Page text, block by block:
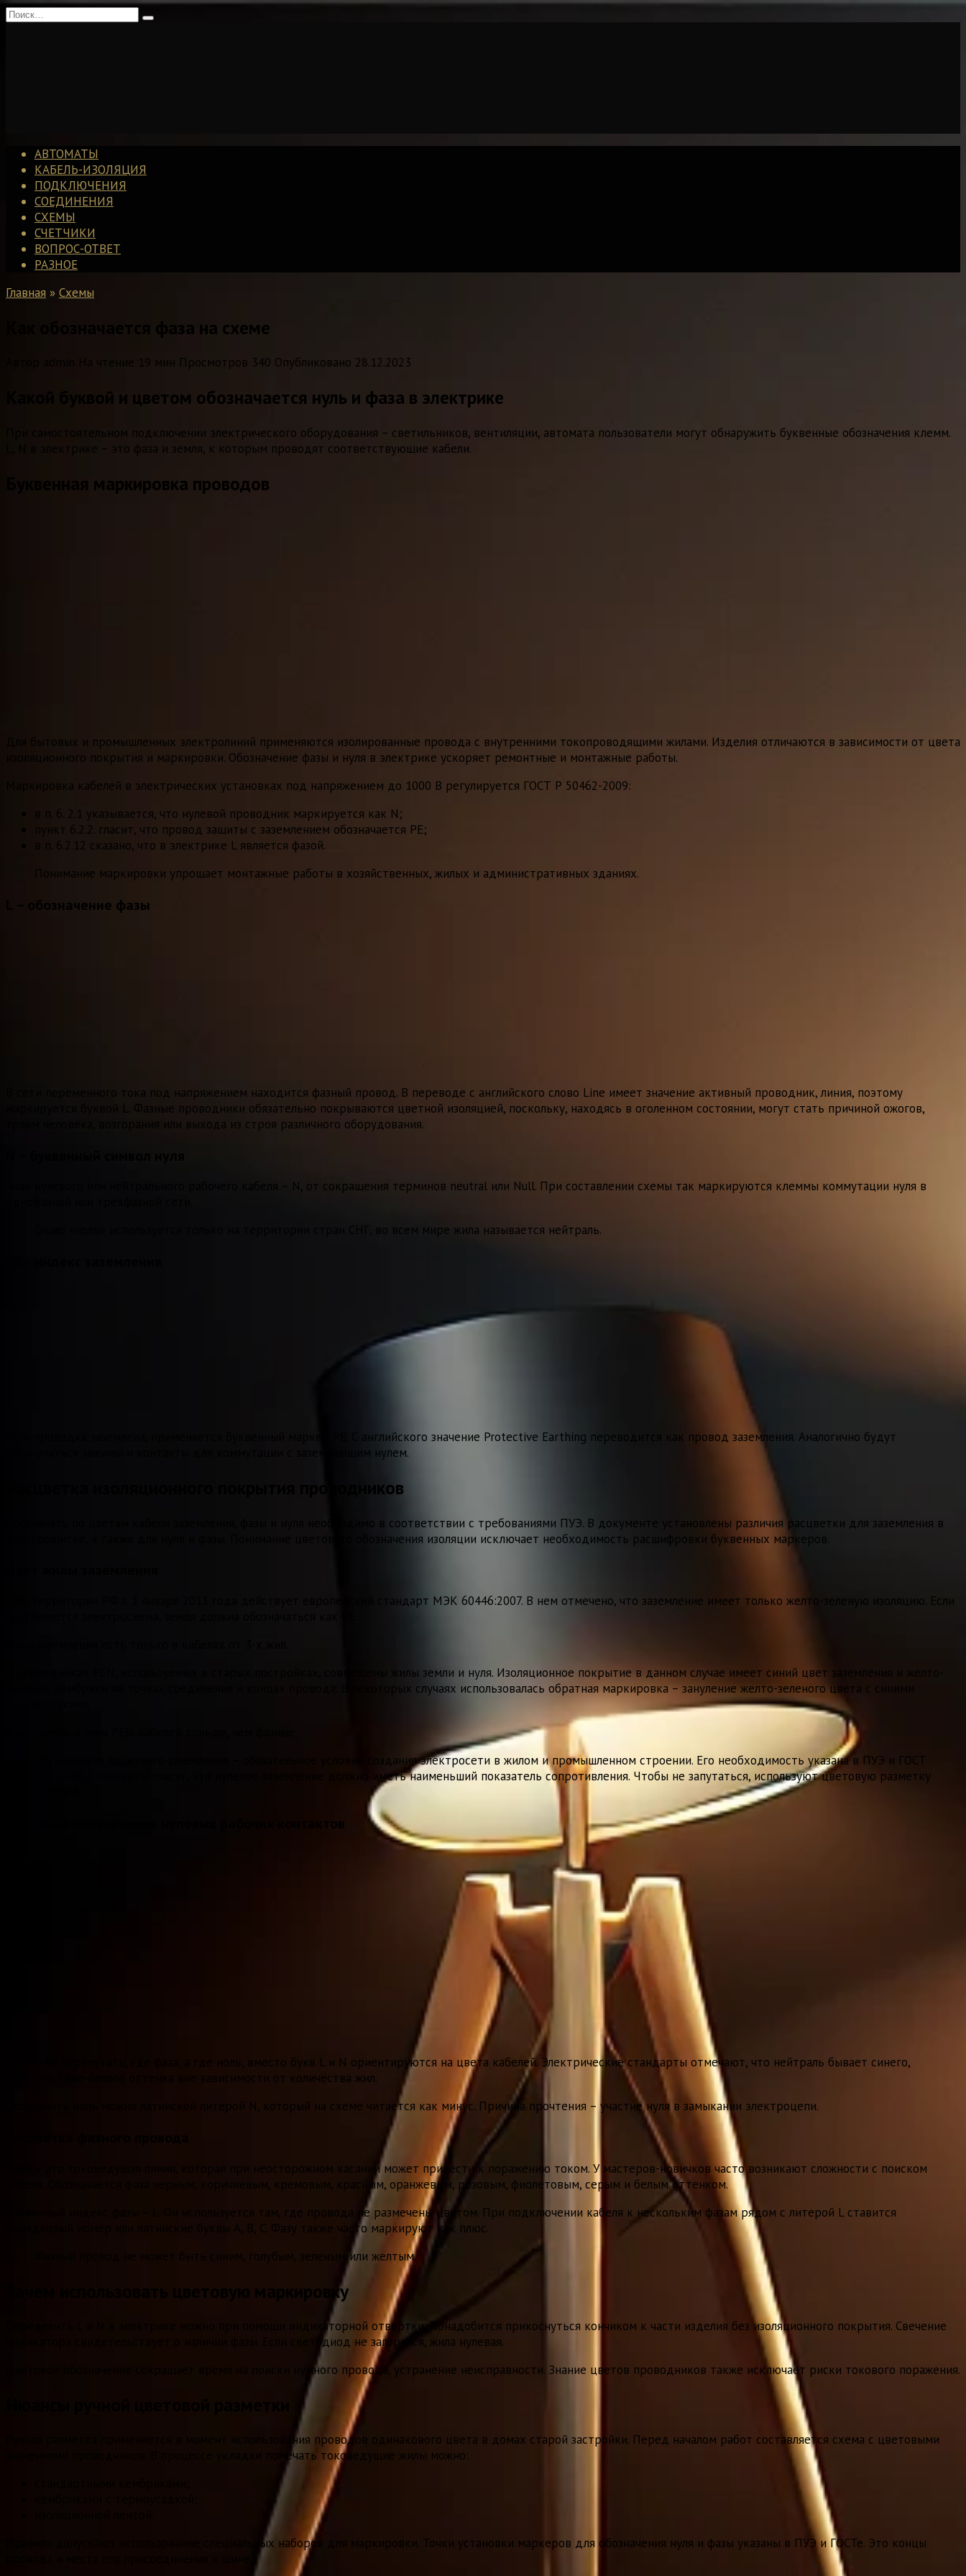
Перейти
Search
АВТОМАТЫ
КАБЕЛЬ-ИЗОЛЯЦИЯ
ПОДКЛЮЧЕНИЯ
СОЕДИНЕНИЯ
СХЕМЫ
СЧЕТЧИКИ
ВОПРОС-ОТВЕТ
РАЗНОЕ
Главная » Схемы
Как обозначается фаза на схеме
На чтение 19 мин Просмотров 340 Опубликовано 28.12.2023
Какой буквой и цветом обозначается нуль и фаза в электрике
При самостоятельном подключении электрического оборудования – светильников, вентиляции, автомата пользователи могут обнаружить буквенные обозначения клемм.
L, N в электрике – это фаза и земля, к которым проводят соответствующие кабели.
Буквенная маркировка проводов
Для бытовых и промышленных электролиний применяются изолированные провода с внутренними токопроводящими жилами. Изделия отличаются в зависимости от цвета
изоляционного покрытия и маркировки. Обозначение фазы и нуля в электрике ускоряет ремонтные и монтажные работы.
Маркировка кабелей в электрических установках под напряжением до 1000 В регулируется ГОСТ Р 50462-2009:
в п. 6. 2.1 указывается, что нулевой проводник маркируется как N;
пункт 6.2.2. гласит, что провод защиты с заземлением обозначается PE;
в п. 6.2.12 сказано, что в электрике L является фазой.
Понимание маркировки упрощает монтажные работы в хозяйственных, жилых и административных зданиях.
L – обозначение фазы
В сети переменного тока под напряжением находится фазный провод. В переводе с английского слово Line имеет значение активный проводник, линия, поэтому
маркируется буквой L. Фазные проводники обязательно покрываются цветной изоляцией, поскольку, находясь в оголенном состоянии, могут стать причиной ожогов,
травм человека, возгорания или выхода из строя различного оборудования.
Знак нулевого или нейтрального рабочего кабеля – N, от сокращения терминов neutral или Null. При составлении схемы так маркируются клеммы коммутации нуля в
Слово «ноль» используется только на территории стран СНГ, во всем мире жила называется нейтраль.
Если проводка заземлена, применяется буквенный маркер PE. С английского значение Protective Earthing переводится как провод заземления. Аналогично будут
обозначаться зажимы и контакты для коммутации с заземляющим нулем.
Расцветка изоляционного покрытия проводников
Обозначать по цветам кабели заземления, фазы и нуля необходимо в соответствии с требованиями ПУЭ. В документе установлены различия расцветки для заземления в
электрощитке, а также для нуля и фазы. Понимание цветового обозначения изоляции исключает необходимость расшифровки буквенных маркеров.
На территории РФ с 1 января 2011 года действует европейский стандарт МЭК 60446:2007. В нем отмечено, что заземление имеет только желто-зеленую изоляцию. Если
В проводниках PEN, используемых в старых постройках, совмещены жилы земли и нуля. Изоляционное покрытие в данном случае имеет синий цвет заземления и желто-
зеленые кембрики на точках соединения и концах провода. В некоторых случаях использовалась обратная маркировка – зануление желто-зеленого цвета с синими
Организация защитного заземления – обязательное условие создания электросети в жилом и промышленном строении. Его необходимость указана в ПУЭ и ГОСТ
18714-81. Стандарты гласят, что нулевое заземление должно иметь наименьший показатель сопротивления. Чтобы не запутаться, используют цветовую разметку
Цветовое обозначение нулевых рабочих контактов
Чтобы не перепутать, где фаза, а где ноль, вместо букв L и N ориентируются на цвета кабелей. Электрические стандарты отмечают, что нейтраль бывает синего,
голубого, сине-белого оттенка вне зависимости от количества жил.
Обозначить ноль можно латинской литерой N, который на схеме читается как минус. Причина прочтения – участие нуля в замыкании электроцепи.
Фаза – это токоведущая линия, которая при неосторожном касании может привести к поражению током. У мастеров-новичков часто возникают сложности с поиском
кабеля. Обозначается фаза черным, коричневым, кремовым, красным, оранжевым, розовым, фиолетовым, серым и белым оттенком.
Буквенный индекс фазы – L. Он используется там, где провода не размечены цветом. При подключении кабеля к нескольким фазам рядом с литерой L ставится
порядковый номер или латинские буквы А, В, С. Фазу также часто маркируют как плюс.
Фазный провод не может быть синим, голубым, зеленым или желтым.
Зачем использовать цветовую маркировку
Определить L и N в электрике можно при помощи индикаторной отвертки. Понадобится прикоснуться кончиком к части изделия без изоляционного покрытия. Свечение
индикатора свидетельствует о наличии фазы. Если светодиод не загорелся, жила нулевая.
Цветовое обозначение сокращает время на поиски нужного провода, устранение неисправности. Знание цветов проводников также исключает риски токового поражения.
Ручная разметка применяется в момент использования проводов одинакового цвета в домах старой застройки. Перед началом работ составляется схема с цветовыми
значениями проводников. В процессе укладки помечать токоведущие жилы можно:
Правила допускают использование специальных наборов для маркировки. Точки установки маркеров для обозначения нуля и фазы указаны в ПУЭ и ГОСТе. Это концы